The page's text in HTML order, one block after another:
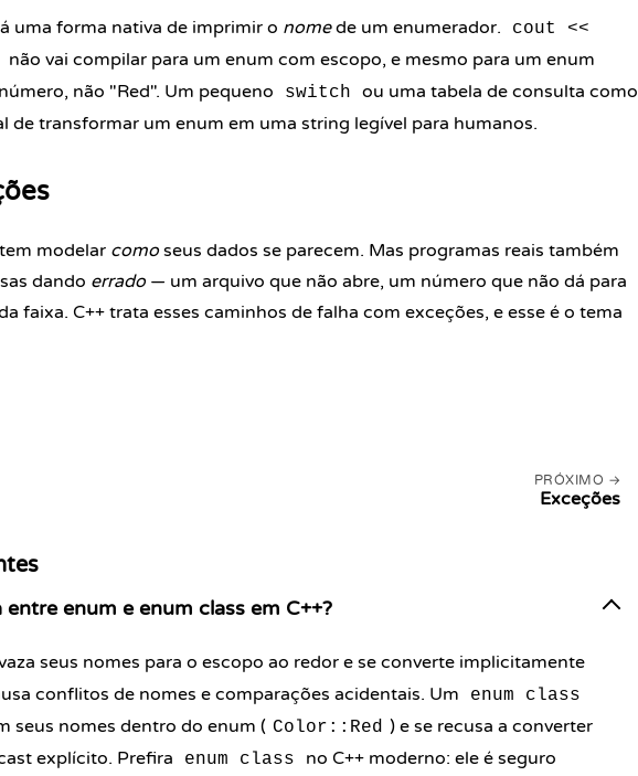
uma forma nativa de imprimir o nomede um enumerador.
cout <<
não vai compilar para um enum com escopo, e mesmo para um enum
não "Red". Um pequeno
switch
ou uma tabela de consulta como
de transformar um enum em uma string legível para humanos.
modelar comoseus dados se parecem. Mas programas reais também
dando errado— um arquivo que não abre, um número que não dá para
faixa. C++ trata esses caminhos de falha com exceções, e esse é o tema
PRÓXIMO
Exceções
entre enum e enum class em C++?
seus nomes para o escopo ao redor e se converte implicitamente
conflitos de nomes e comparações acidentais. Um enum class
seus nomes dentro do enum ( Color::Red ) e se recusa a converter
explícito. Prefira enum class no C++ moderno: ele é seguro